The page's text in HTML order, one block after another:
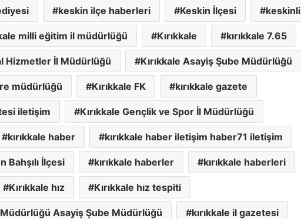
keskin ilçe haberleri Keskin İlçesi keskinli
milli eğitim il müdürlüğü Kırıkkale kırıkkale 7.65
Hizmetler İl Müdürlüğü Kırıkkale Asayiş Şube Müdürlüğü
müdürlüğü Kırıkkale FK kırıkkale gazete
iletişim Kırıkkale Gençlik ve Spor İl Müdürlüğü
kırıkkale haber kırıkkale haber iletişim haber71 iletişim
Bahşılı İlçesi kırıkkale haberler kırıkkale haberleri
Kırıkkale hız Kırıkkale hız tespiti
Müdürlüğü Asayiş Şube Müdürlüğü kırıkkale il gazetesi